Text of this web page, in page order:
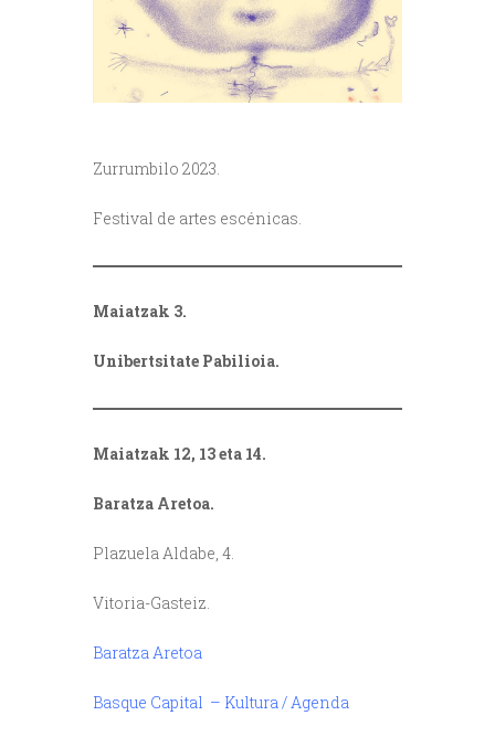
Zurrumbilo 2023.
Festival de artes escénicas.
Maiatzak 3.
Unibertsitate Pabilioia.
Maiatzak 12, 13 eta 14.
Baratza Aretoa.
Plazuela Aldabe, 4.
Vitoria-Gasteiz.
Baratza Aretoa
Basque Capital – Kultura / Agenda